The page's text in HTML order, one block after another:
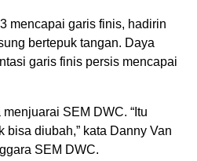
mencapai garis finis, hadirin
bertepuk tangan. Daya
garis finis persis mencapai
SEM DWC. “Itu
bisa diubah,” kata Danny Van
SEM DWC.